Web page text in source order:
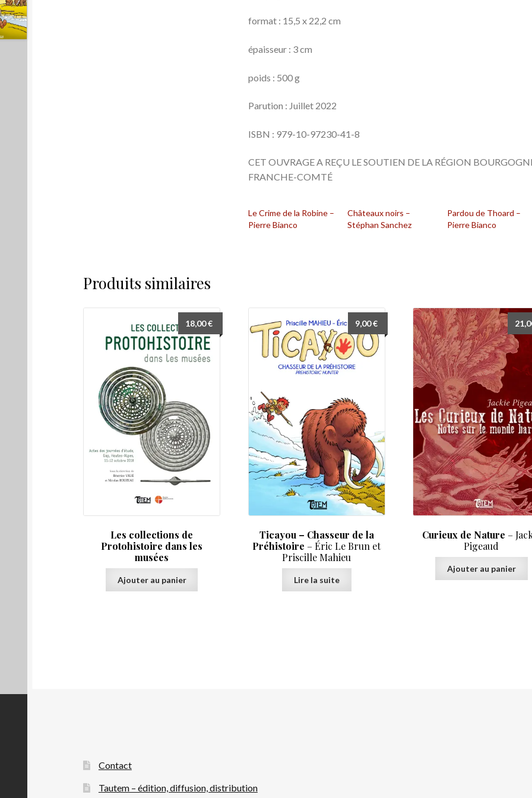
format : 15,5 x 22,2 cm
épaisseur : 3 cm
poids : 500 g
Parution : Juillet 2022
ISBN : 979-10-97230-41-8
CET OUVRAGE A REÇU LE SOUTIEN DE LA RÉGION
FRANCHE-COMTÉ
Le Crime de la Robine –
Pierre Bianco
Châteaux noirs –
Stéphan Sanchez
Pardou de Thoard –
Pierre Bianco
Produits similaires
Les collections de
Protohistoire dans les
musées
18,00€
Ajouter au panier
Ticayou – Chasseur de la
Préhistoire – Éric Le Brun et
Priscille Mahieu
9,00€
Lire la suite
Curieux de Nature –
Pigeaud
Ajouter au panier
Contact
Tautem – édition, diffusion, distribution